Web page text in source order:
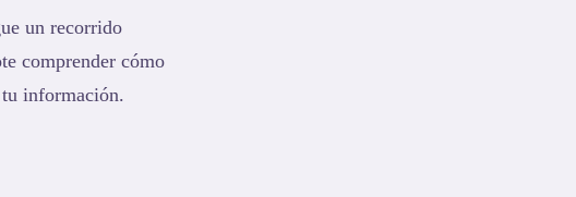
un recorrido
comprender cómo
información.